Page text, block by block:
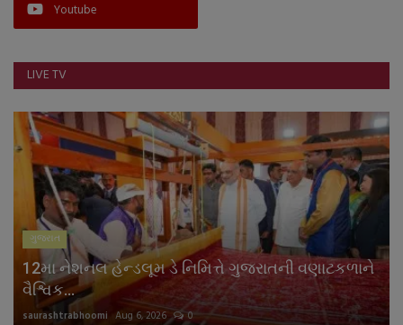
Youtube
LIVE TV
ગુજરાત
12મા નેશનલ હેન્ડલૂમ ડે નિમિત્તે ગુજરાતની વણાટકળાને
વૈશ્વિક...
saurashtrabhoomi Aug 6, 2026 0